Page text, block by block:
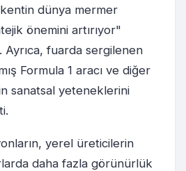
dünya mermer
önemini artırıyor"
fuarda sergilenen
Formula 1 aracı ve diğer
sanatsal yeteneklerini
yerel üreticilerin
daha fazla görünürlük